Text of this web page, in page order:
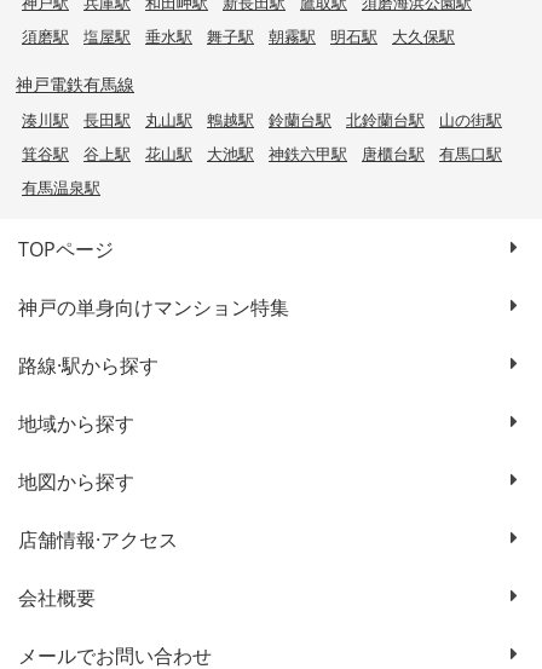
須磨駅
塩屋駅 垂水駅 舞子駅 朝霧駅 明石駅 大久保駅
神戸電鉄有馬線
湊川駅 長田駅 丸山駅 鵯越駅 鈴蘭台駅 北鈴蘭台駅
山の街駅
箕谷駅
谷上駅 花山駅 大池駅 神鉄六甲駅 唐櫃台駅
有馬口駅
有馬温泉駅
TOPページ
神戸の単身向けマンション特集
路線·駅から探す
地域から探す
地図から探す
店舗情報·アクセス
会社概要
メールでお問い合わせ